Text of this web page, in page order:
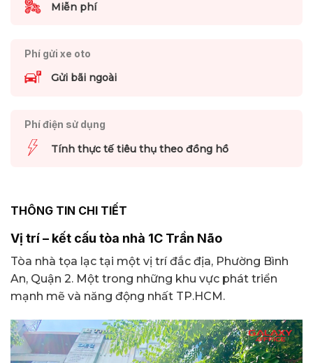
Miễn phí
Phí gửi xe oto
Gửi bãi ngoài
Phí điện sử dụng
Tính thực tế tiêu thụ theo đồng hồ
THÔNG TIN CHI TIẾT
Vị trí – kết cấu tòa nhà 1C Trần Não
Tòa nhà tọa lạc tại một vị trí đắc địa, Phường Bình
An, Quận 2. Một trong những khu vực phát triển
mạnh mẽ và năng động nhất TP.HCM.